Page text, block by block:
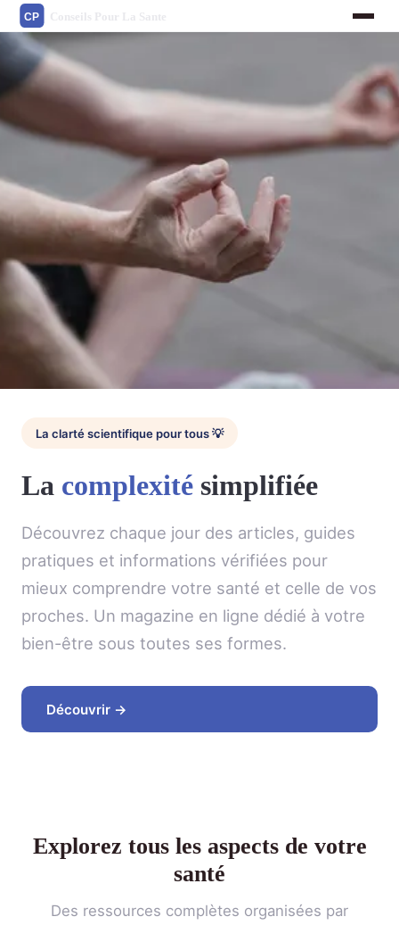
La clarté scientifique pour tous 💡
La complexité simplifiée
Découvrez chaque jour des articles, guides
pratiques et informations vérifiées pour
mieux comprendre votre santé et celle de vos
proches. Un magazine en ligne dédié à votre
bien-être sous toutes ses formes.
Découvrir →
Explorez tous les aspects de votre
santé
Des ressources complètes organisées par